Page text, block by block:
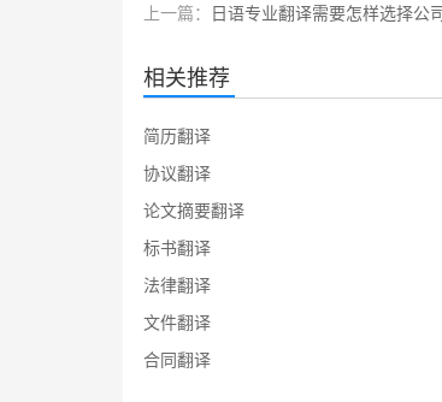
上一篇： 日语专业翻译需要怎样选择公
相关推荐
简历翻译
协议翻译
论文摘要翻译
标书翻译
法律翻译
文件翻译
合同翻译